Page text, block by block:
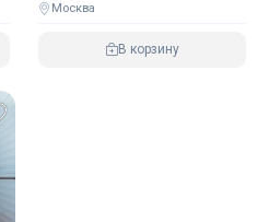
Москва
В корзину